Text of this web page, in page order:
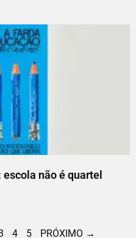
não é quartel
4 5 PRÓXIMO →